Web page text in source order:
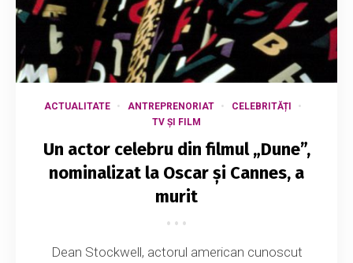
ACTUALITATE ANTREPRENORIAT
CELEBRITĂȚI
TV ȘI FILM
Un actor celebru din filmul „Dune”,
nominalizat la Oscar și Cannes, a
murit
Dean Stockwell, actorul american cunoscut